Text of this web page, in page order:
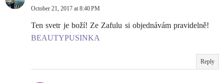
October 21, 2017 at 8:40 PM
Ten svetr je boží! Ze Zafulu si objednávám pravidelně!
BEAUTYPUSINKA
Reply